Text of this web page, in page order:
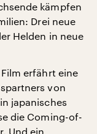
kämpfen
Drei neue
Helden in neue
erfährt eine
von
japanisches
die Coming-of-
Und ein